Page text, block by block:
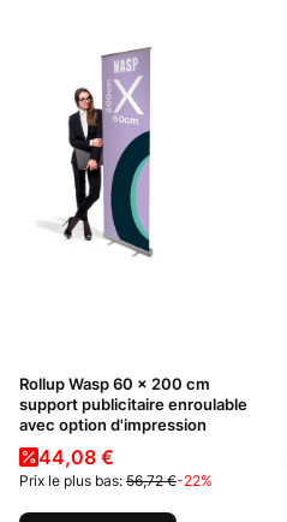
Rollup Wasp 60 x 200 cm
support publicitaire enroulable
avec option d'impression
Prix promotionnel
44,08 €
Prix le plus bas: 56,72 €-22%